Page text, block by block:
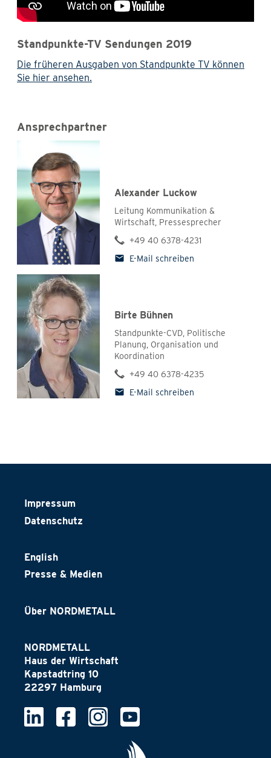
Standpunkte-TV Sendungen 2019
Die früheren Ausgaben von Standpunkte TV können
Sie hier ansehen.
Ansprechpartner
Alexander Luckow
Leitung Kommunikation &
Wirtschaft, Pressesprecher
+49 40 6378-4231
E-Mail schreiben
Birte Bühnen
Standpunkte-CVD, Politische
Planung, Organisation und
Koordination
+49 40 6378-4235
E-Mail schreiben
Impressum
Datenschutz
English
Presse & Medien
Über NORDMETALL
NORDMETALL
Haus der Wirtschaft
Kapstadtring 10
22297 Hamburg